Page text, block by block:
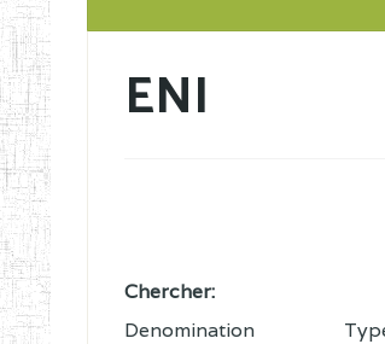
ENI
Chercher:
Denomination